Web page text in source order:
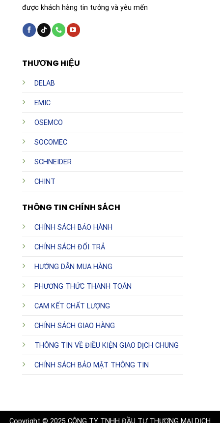
THƯƠNG HIỆU
DELAB
EMIC
OSEMCO
SOCOMEC
SCHNEIDER
CHINT
THÔNG TIN CHÍNH SÁCH
CHÍNH SÁCH BẢO HÀNH
CHÍNH SÁCH ĐỔI TRẢ
HƯỚNG DẪN MUA HÀNG
PHƯƠNG THỨC THANH TOÁN
CAM KẾT CHẤT LƯỢNG
CHÍNH SÁCH GIAO HÀNG
THÔNG TIN VỀ ĐIỀU KIỆN GIAO DỊCH CHUNG
CHÍNH SÁCH BẢO MẬT THÔNG TIN
được khách hàng tin tưởng và yêu mến